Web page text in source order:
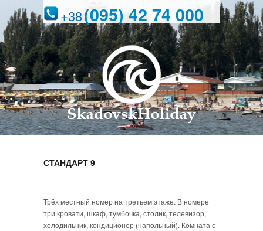
+38(095) 42 74 000
СТАНДАРТ 9
Трёх местный номер на третьем этаже. В номере
три кровати, шкаф, тумбочка, столик, телевизор,
холодильник, кондиционер (напольный). Комната с